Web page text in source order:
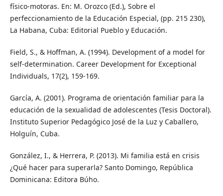
físico-motoras. En: M. Orozco (Ed.), Sobre el
perfeccionamiento de la Educación Especial, (pp. 215 230),
La Habana, Cuba: Editorial Pueblo y Educación.
Field, S., & Hoffman, A. (1994). Development of a model for
self-determination. Career Development for Exceptional
Individuals, 17(2), 159-169.
García, A. (2001). Programa de orientación familiar para la
educación de la sexualidad de adolescentes (Tesis Doctoral).
Instituto Superior Pedagógico José de la Luz y Caballero,
Holguín, Cuba.
González, I., & Herrera, P. (2013). Mi familia está en crisis
¿Qué hacer para superarla? Santo Domingo, República
Dominicana: Editora Búho.